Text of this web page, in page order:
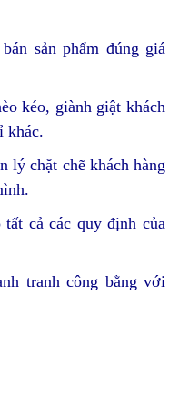
sản phẩm đúng giá
kéo, giành giật khách
khác.
lý chặt chẽ khách hàng
cả các quy định của
tranh công bằng với